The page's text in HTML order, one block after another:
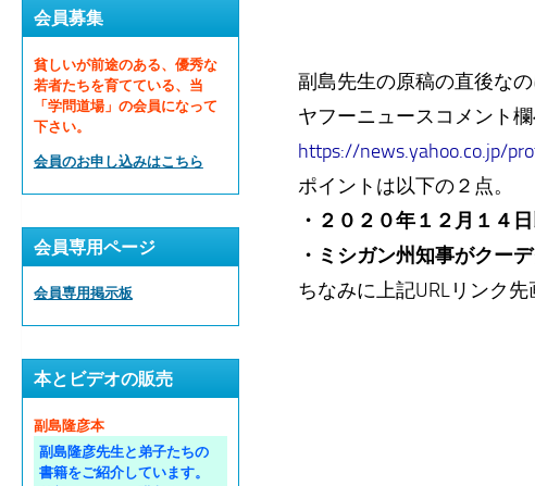
副島先生の原稿の直後な
ヤフーニュースコメント
https://news.yahoo.co.jp/
ポイントは以下の２点。
・２０２０年１２月１４
・ミシガン州知事がクー
ちなみに上記URLリンク
会員募集
貧しいが前途のある、優秀な
若者たちを育てている、当
「学問道場」の会員になって
下さい。
会員のお申し込みはこちら
会員専用ページ
会員専用掲示板
本とビデオの販売
副島隆彦本
副島隆彦先生と弟子たちの
書籍をご紹介しています。